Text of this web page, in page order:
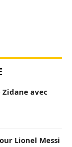
avec
Lionel Messi